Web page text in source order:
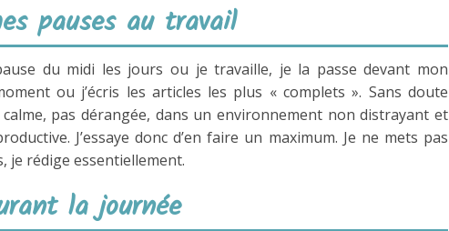
pauses au travail
du midi les jours ou je travaille, je la passe devant mon
ou j’écris les articles les plus « complets ». Sans doute
pas dérangée, dans un environnement non distrayant et
J’essaye donc d’en faire un maximum. Je ne mets pas
je rédige essentiellement.
la journée